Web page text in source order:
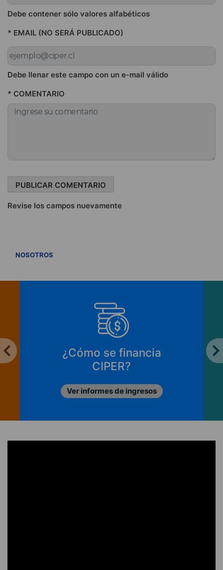
Debe contener sólo valores alfabéticos
* EMAIL (NO SERÁ PUBLICADO)
Debe llenar este campo con un e-mail válido
* COMENTARIO
Revise los campos nuevamente
NOSOTROS
¿Cómo se financia
CIPER?
Ver informes de ingresos